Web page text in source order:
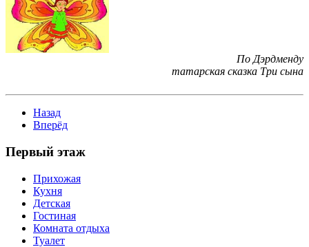
По Дэрдменду
татарская сказка Три сына
Назад
Вперёд
Первый этаж
Прихожая
Кухня
Детская
Гостиная
Комната отдыха
Туалет